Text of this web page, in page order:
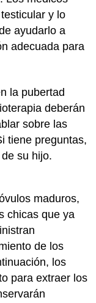
y lo
ayudarlo a
adecuada para
la pubertad
deberán
sobre las
tiene preguntas,
su hijo.
maduros,
chicas que ya
de los
los
para extraer los